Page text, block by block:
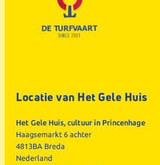
Locatie van Het Gele Huis
Het Gele Huis, cultuur in Princenhage
Haagsemarkt 6 achter
4813BA Breda
Nederland